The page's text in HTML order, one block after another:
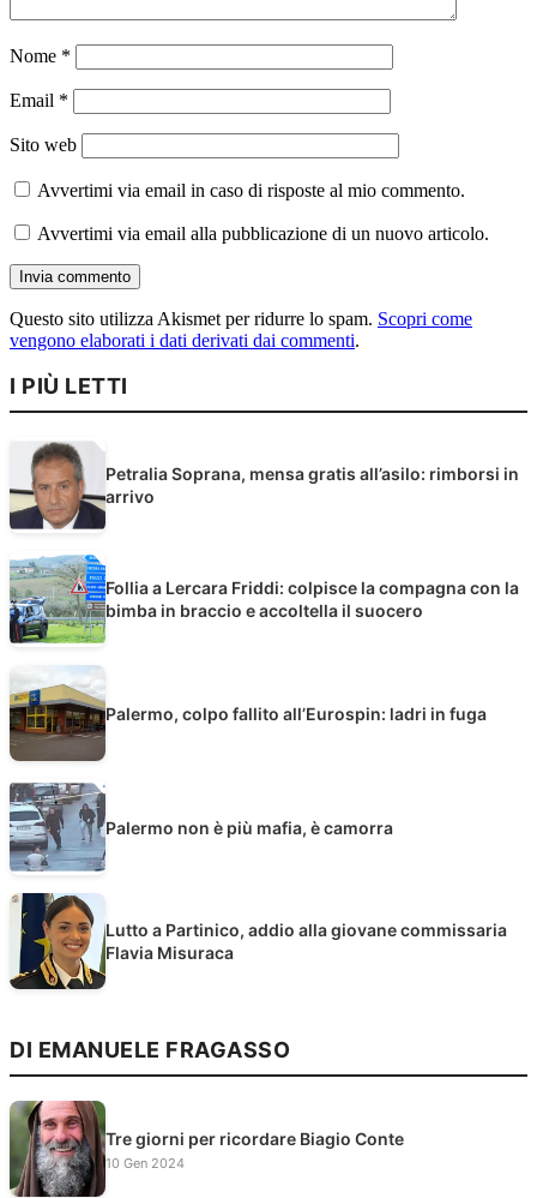
Nome *
Email *
Sito web
Avvertimi via email in caso di risposte al mio commento.
Avvertimi via email alla pubblicazione di un nuovo articolo.
Questo sito utilizza Akismet per ridurre lo spam. Scopri come
vengono elaborati i dati derivati dai commenti.
I PIÙ LETTI
Petralia Soprana, mensa gratis all’asilo: rimborsi in
arrivo
Follia a Lercara Friddi: colpisce la compagna con la
bimba in braccio e accoltella il suocero
Palermo, colpo fallito all’Eurospin: ladri in fuga
Palermo non è più mafia, è camorra
Lutto a Partinico, addio alla giovane commissaria
Flavia Misuraca
DI EMANUELE FRAGASSO
Tre giorni per ricordare Biagio Conte
10 Gen 2024